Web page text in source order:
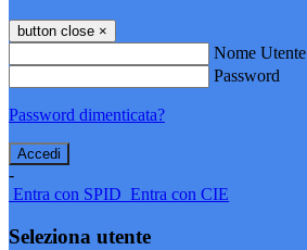
button close ×
Nome Utente
Password
Password dimenticata?
-
Entra con SPID Entra con CIE
Seleziona utente